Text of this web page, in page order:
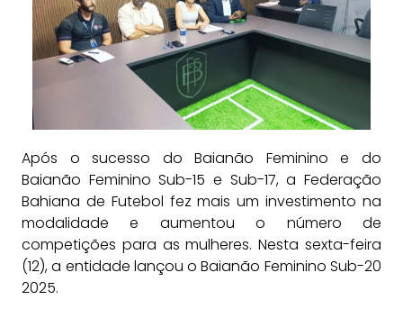
Após o sucesso do Baianão Feminino e do
Baianão Feminino Sub-15 e Sub-17, a Federação
Bahiana de Futebol fez mais um investimento na
modalidade e aumentou o número de
competições para as mulheres. Nesta sexta-feira
(12), a entidade lançou o Baianão Feminino Sub-20
2025.